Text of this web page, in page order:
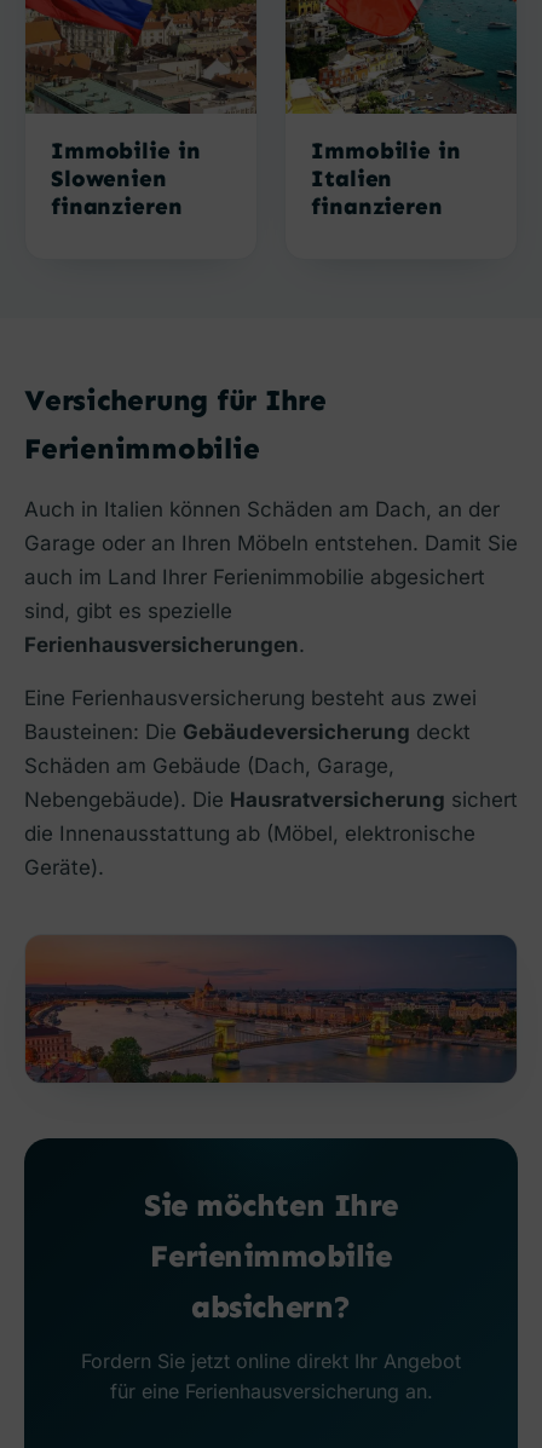
Immobilie in
Slowenien
finanzieren
Immobilie in
Italien
finanzieren
Versicherung für Ihre
Ferienimmobilie
Auch in Italien können Schäden am Dach, an der
Garage oder an Ihren Möbeln entstehen. Damit Sie
auch im Land Ihrer Ferienimmobilie abgesichert
sind, gibt es spezielle
Ferienhausversicherungen.
Eine Ferienhausversicherung besteht aus zwei
Bausteinen: Die Gebäudeversicherung deckt
Schäden am Gebäude (Dach, Garage,
Nebengebäude). Die Hausratversicherung sichert
die Innenausstattung ab (Möbel, elektronische
Geräte).
Sie möchten Ihre
Ferienimmobilie
absichern?
Fordern Sie jetzt online direkt Ihr Angebot
für eine Ferienhausversicherung an.